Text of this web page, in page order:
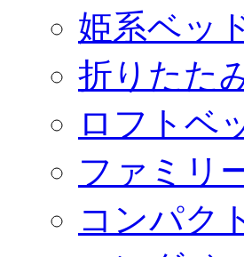
姫系ベッ
折りたた
ロフトベ
ファミリ
コンパク